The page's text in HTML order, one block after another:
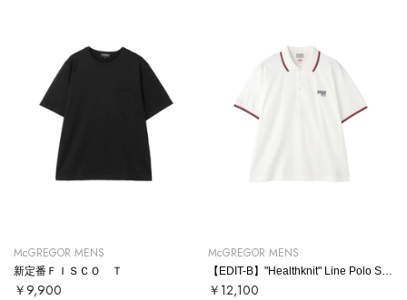
McGREGOR MENS
新定番ＦＩＳＣＯ Ｔ
￥9,900
McGREGOR MENS
￥12,100